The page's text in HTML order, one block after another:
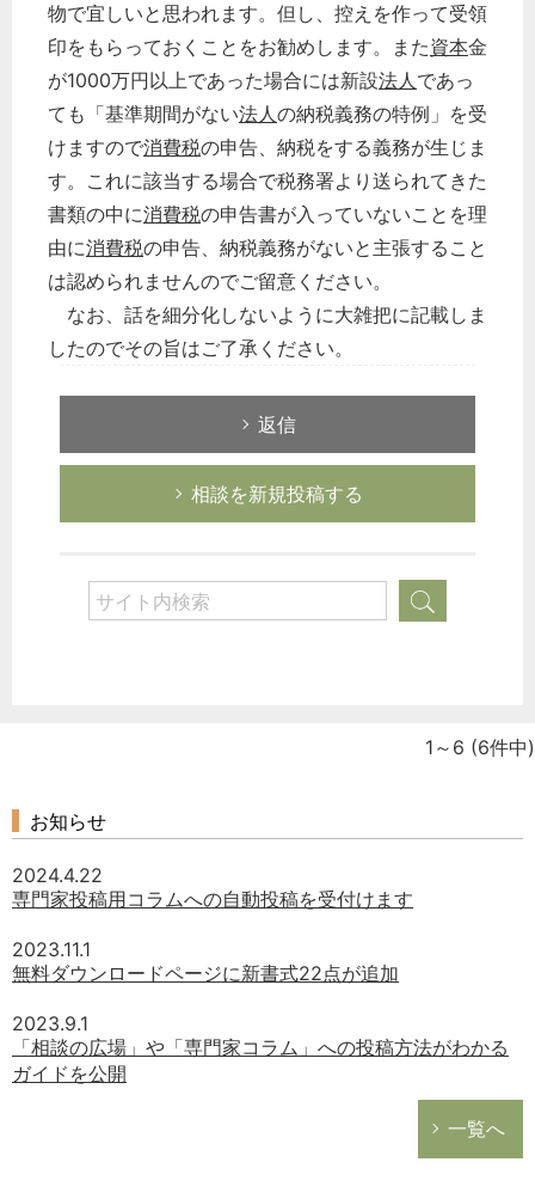
物で宜しいと思われます。但し、控えを作って受領
印をもらっておくことをお勧めします。また資本金
が1000万円以上であった場合には新設法人であっ
ても「基準期間がない法人の納税義務の特例」を受
けますので消費税の申告、納税をする義務が生じま
す。これに該当する場合で税務署より送られてきた
書類の中に消費税の申告書が入っていないことを理
由に消費税の申告、納税義務がないと主張すること
は認められませんのでご留意ください。
なお、話を細分化しないように大雑把に記載しま
したのでその旨はご了承ください。
返信
相談を新規投稿する
1～6 (6件中)
お知らせ
2024.4.22
専門家投稿用コラムへの自動投稿を受付けます
2023.11.1
無料ダウンロードページに新書式22点が追加
2023.9.1
「相談の広場」や「専門家コラム」への投稿方法がわかる
ガイドを公開
一覧へ